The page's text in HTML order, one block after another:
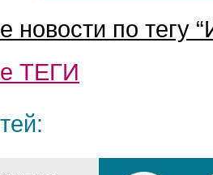
новости по тегу “
ТЕГИ